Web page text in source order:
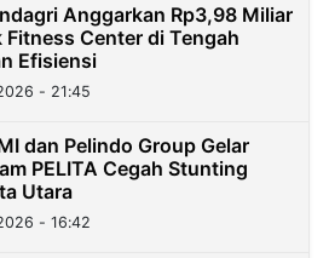
Anggarkan Rp3,98 Miliar
Fitness Center di Tengah
Efisiensi
- 21:45
dan Pelindo Group Gelar
PELITA Cegah Stunting
Utara
- 16:42